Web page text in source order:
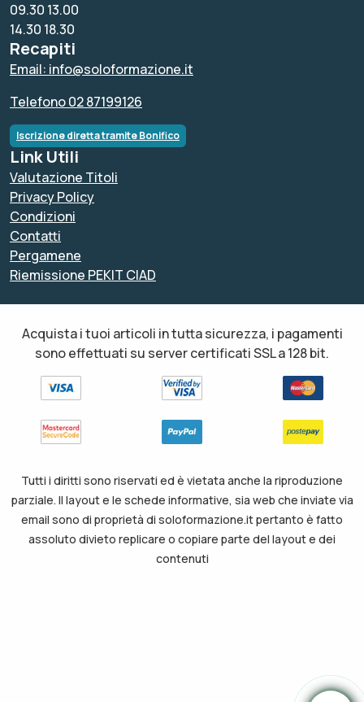
09.30 13.00
14.30 18.30
Recapiti
Email: info@soloformazione.it
Telefono 02 87199126
Iscrizione diretta tramite Bonifico
Link Utili
Valutazione Titoli
Privacy Policy
Condizioni
Contatti
Pergamene
Riemissione PEKIT CIAD
Acquista i tuoi articoli in tutta sicurezza, i pagamenti
sono effettuati su server certificati SSL a 128 bit.
Tutti i diritti sono riservati ed è vietata anche la riproduzione
parziale. Il layout e le schede informative, sia web che inviate via
email sono di proprietà di soloformazione.it pertanto è fatto
assoluto divieto replicare o copiare parte del layout e dei
contenuti